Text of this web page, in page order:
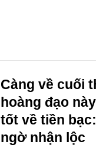
Càng về cuối
hoàng đạo
tốt về tiền
ngờ nhận lộc